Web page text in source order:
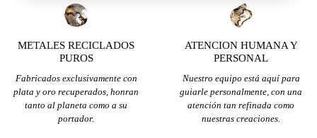
METALES RECICLADOS
PUROS
Fabricados exclusivamente con
plata y oro recuperados, honran
tanto al planeta como a su
portador.
ATENCION HUMANA Y
PERSONAL
Nuestro equipo está aquí para
guiarle personalmente, con una
atención tan refinada como
nuestras creaciones.